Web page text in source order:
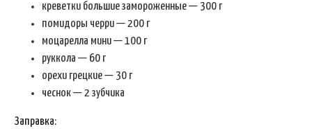
креветки большие замороженные — 300 г
помидоры черри — 200 г
моцарелла мини — 100 г
руккола — 60 г
орехи грецкие — 30 г
чеснок — 2 зубчика
Заправка: